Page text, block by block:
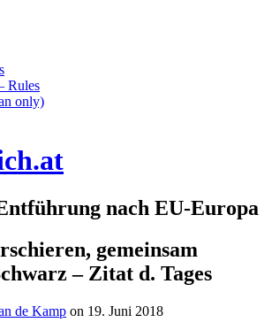
Rules
only)
nach EU-Europa
gemeinsam
– Zitat d. Tages
de Kamp on 19. Juni 2018